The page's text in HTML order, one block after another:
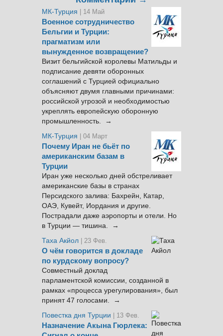
МК-Турция | 14 Май
Военное сотрудничество
Бельгии и Турции:
прагматизм или
вынужденное возвращение?
Визит бельгийской королевы Матильды и
подписание девяти оборонных
соглашений с Турцией официально
объясняют двумя главными причинами:
российской угрозой и необходимостью
укреплять европейскую оборонную
промышленность. →
МК-Турция
| 04 Март
Почему Иран не бьёт по
американским базам в
Турции
Иран уже несколько дней обстреливает
американские базы в странах
Персидского залива: Бахрейн, Катар,
ОАЭ, Кувейт, Иордания и другие.
Пострадали даже аэропорты и отели. Но
в Турции — тишина. →
Таха Акйол | 23 Фев.
О чём говорится в докладе
по курдскому вопросу?
Совместный доклад
парламентской комиссии, созданной в
рамках «процесса урегулирования», был
принят 47 голосами. →
Повестка дня Турции
| 13 Фев.
Назначение Акына Гюрлека: